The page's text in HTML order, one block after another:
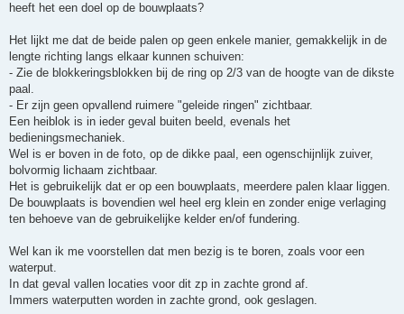
c
heeft het een doel op de bouwplaats?
Het lijkt me dat de beide palen op geen enkele manier, gemakkelijk in de
lengte richting langs elkaar kunnen schuiven:
- Zie de blokkeringsblokken bij de ring op 2/3 van de hoogte van de dikste
paal.
- Er zijn geen opvallend ruimere "geleide ringen" zichtbaar.
Een heiblok is in ieder geval buiten beeld, evenals het
bedieningsmechaniek.
Wel is er boven in de foto, op de dikke paal, een ogenschijnlijk zuiver,
bolvormig lichaam zichtbaar.
Het is gebruikelijk dat er op een bouwplaats, meerdere palen klaar liggen.
De bouwplaats is bovendien wel heel erg klein en zonder enige verlaging
ten behoeve van de gebruikelijke kelder en/of fundering.
Wel kan ik me voorstellen dat men bezig is te boren, zoals voor een
waterput.
In dat geval vallen locaties voor dit zp in zachte grond af.
Immers waterputten worden in zachte grond, ook geslagen.